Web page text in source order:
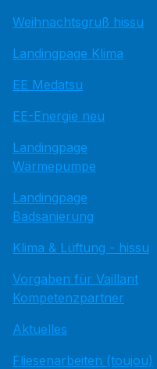
Weihnachtsgruß hissu
Landingpage Klima
EE Medatsu
EE-Energie neu
Landingpage
Wärmepumpe
Landingpage
Badsanierung
Klima & Lüftung - hissu
Vorgaben für Vaillant
Kompetenzpartner
Aktuelles
Fliesenarbeiten (toujou)